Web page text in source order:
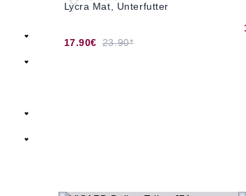
Lycra Mat, Unterfutter
17.90€ 23.90*